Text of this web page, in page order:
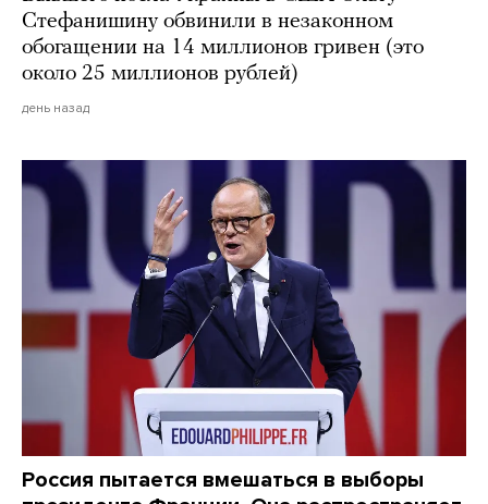
Стефанишину обвинили в незаконном
обогащении на 14 миллионов гривен (это
около 25 миллионов рублей)
день назад
Россия пытается вмешаться в выборы